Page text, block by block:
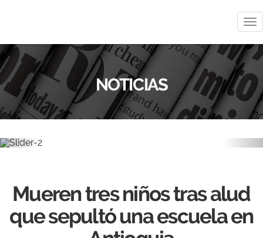
NOTICIAS
Previous
Mueren tres niños tras alud
que sepultó una escuela en